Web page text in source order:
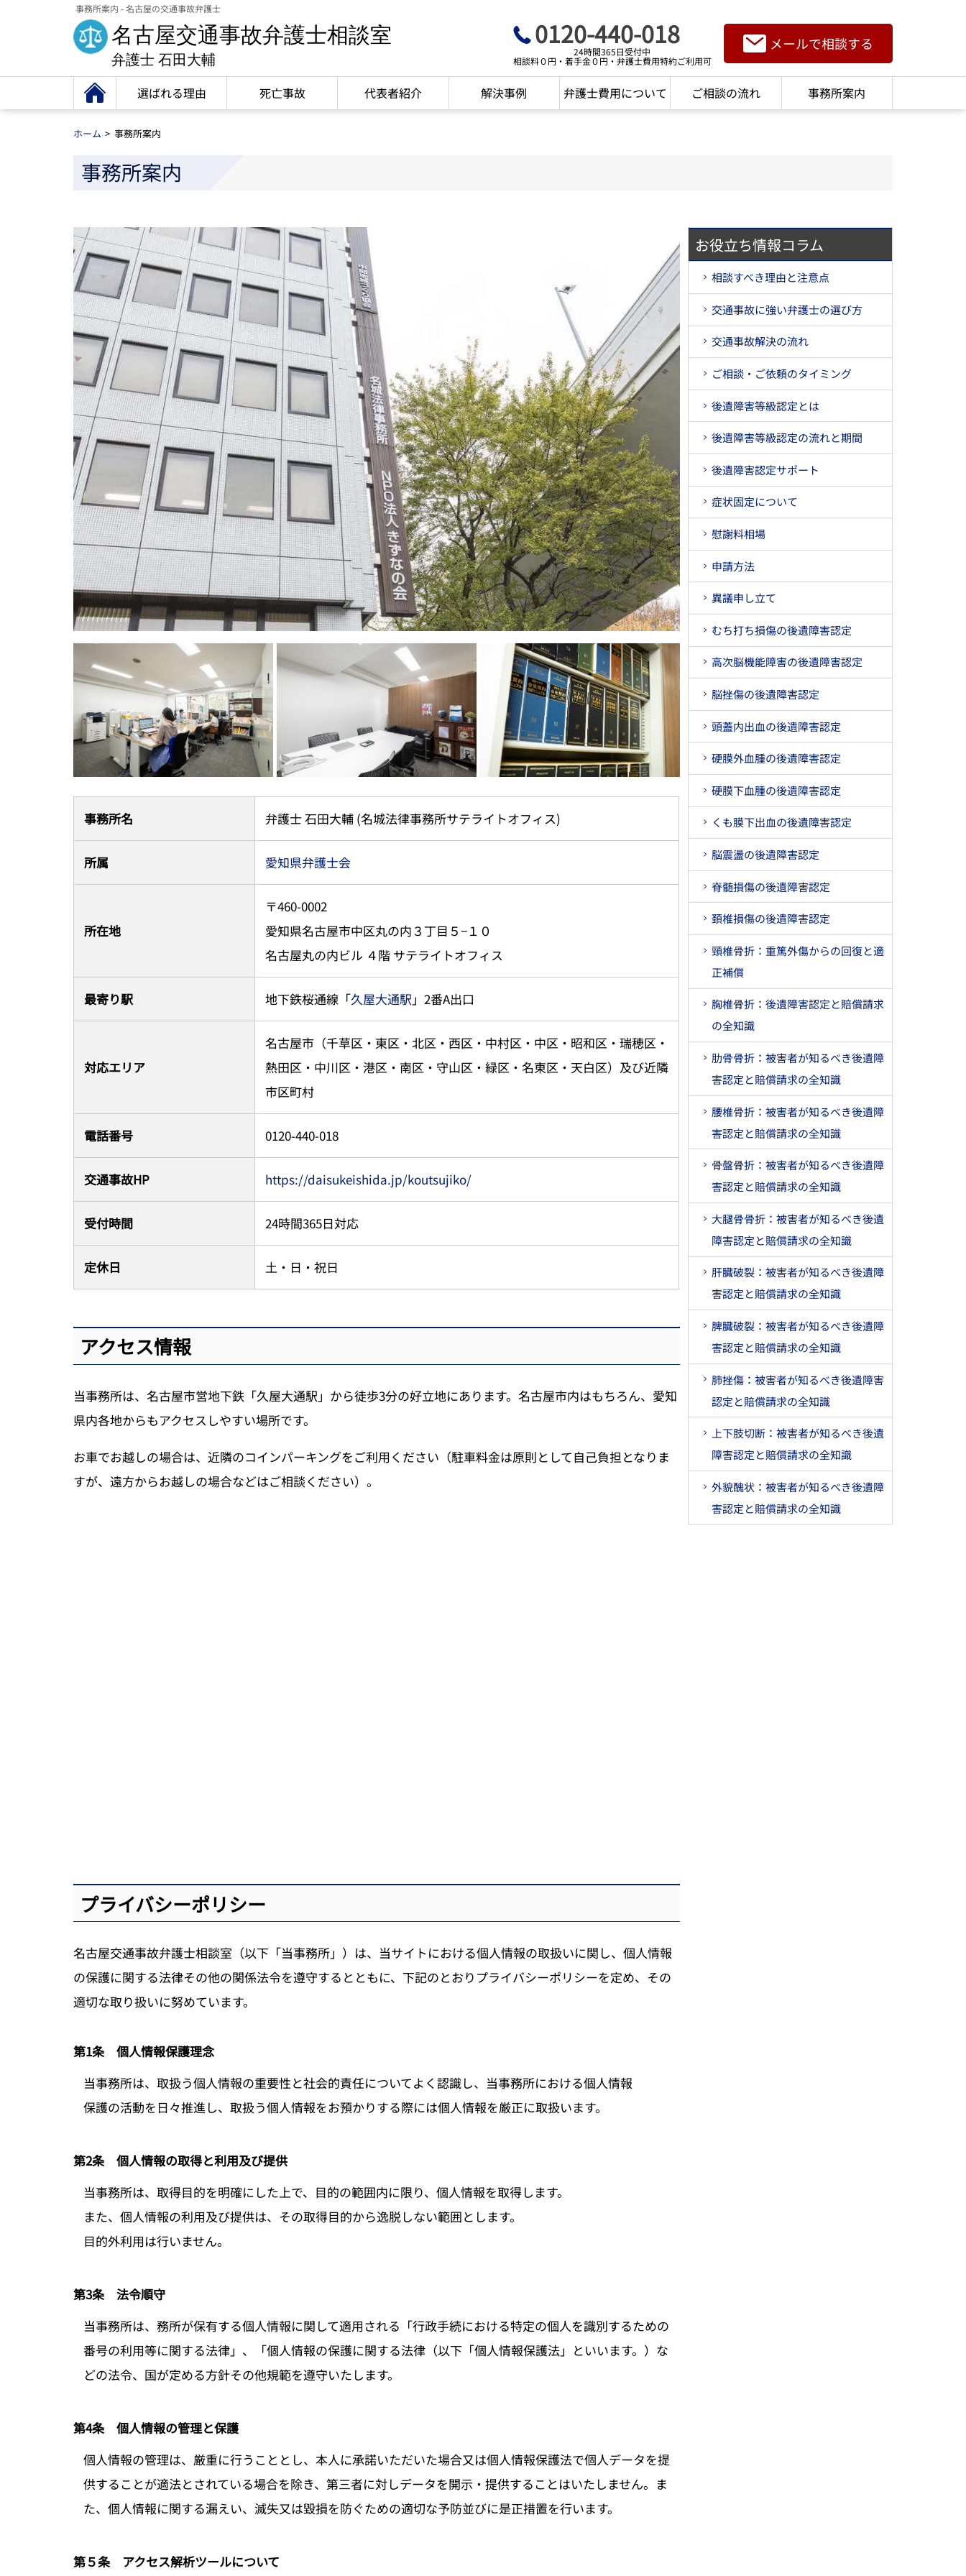
事務所案内 - 名古屋の交通事故弁護士
名古屋交通事故弁護士相談室
弁護士 石田大輔
0120-440-018
24時間365日受付中
相談料０円・着手金０円・弁護士費用特約ご利用可
メールで相談する
選ばれる理由 死亡事故 代表者紹介 解決事例 弁護士費用について ご相談の流れ 事務所案内
ホーム 事務所案内
事務所案内
事務所名 弁護士 石田大輔 (名城法律事務所サテライトオフィス)
所属 愛知県弁護士会
所在地
〒460-0002
愛知県名古屋市中区丸の内３丁目５−１０
名古屋丸の内ビル ４階 サテライトオフィス
最寄り駅 地下鉄桜通線「久屋大通駅 」2番A出口
対応エリア
名古屋市（千草区・東区・北区・西区・中村区・中区・昭和区・瑞穂区・
熱田区・中川区・港区・南区・守山区・緑区・名東区・天白区）及び近隣
市区町村
電話番号 0120-440-018
交通事故HP https://daisukeishida.jp/koutsujiko/
受付時間 24時間365日対応
定休日 土・日・祝日
アクセス情報
当事務所は、名古屋市営地下鉄「久屋大通駅」から徒歩3分の好立地にあります。名古屋市内はもちろん、愛知
県内各地からもアクセスしやすい場所です。
お車でお越しの場合は、近隣のコインパーキングをご利用ください（駐車料金は原則として自己負担となりま
すが、遠方からお越しの場合などはご相談ください）。
プライバシーポリシー
名古屋交通事故弁護士相談室（以下「当事務所」）は、当サイトにおける個人情報の取扱いに関し、個人情報
の保護に関する法律その他の関係法令を遵守するとともに、下記のとおりプライバシーポリシーを定め、その
適切な取り扱いに努めています。
第1条 個人情報保護理念
当事務所は、取扱う個人情報の重要性と社会的責任についてよく認識し、当事務所における個人情報
保護の活動を日々推進し、取扱う個人情報をお預かりする際には個人情報を厳正に取扱います。
第2条 個人情報の取得と利用及び提供
当事務所は、取得目的を明確にした上で、目的の範囲内に限り、個人情報を取得します。
また、個人情報の利用及び提供は、その取得目的から逸脱しない範囲とします。
目的外利用は行いません。
第3条 法令順守
当事務所は、務所が保有する個人情報に関して適用される「行政手続における特定の個人を識別するための
番号の利用等に関する法律」、「個人情報の保護に関する法律（以下「個人情報保護法」といいます。）な
どの法令、国が定める方針その他規範を遵守いたします。
第4条 個人情報の管理と保護
個人情報の管理は、厳重に行うこととし、本人に承諾いただいた場合又は個人情報保護法で個人データを提
供することが適法とされている場合を除き、第三者に対しデータを開示・提供することはいたしません。ま
た、個人情報に関する漏えい、滅失又は毀損を防ぐための適切な予防並びに是正措置を行います。
第５条 アクセス解析ツールについて
お役立ち情報コラム
相談すべき理由と注意点
交通事故に強い弁護士の選び方
交通事故解決の流れ
ご相談・ご依頼のタイミング
後遺障害等級認定とは
後遺障害等級認定の流れと期間
後遺障害認定サポート
症状固定について
慰謝料相場
申請方法
異議申し立て
むち打ち損傷の後遺障害認定
高次脳機能障害の後遺障害認定
脳挫傷の後遺障害認定
頭蓋内出血の後遺障害認定
硬膜外血腫の後遺障害認定
硬膜下血腫の後遺障害認定
くも膜下出血の後遺障害認定
脳震盪の後遺障害認定
脊髄損傷の後遺障害認定
頚椎損傷の後遺障害認定
頸椎骨折：重篤外傷からの回復と適
正補償
胸椎骨折：後遺障害認定と賠償請求
の全知識
肋骨骨折：被害者が知るべき後遺障
害認定と賠償請求の全知識
腰椎骨折：被害者が知るべき後遺障
害認定と賠償請求の全知識
骨盤骨折：被害者が知るべき後遺障
害認定と賠償請求の全知識
大腿骨骨折：被害者が知るべき後遺
障害認定と賠償請求の全知識
肝臓破裂：被害者が知るべき後遺障
害認定と賠償請求の全知識
脾臓破裂：被害者が知るべき後遺障
害認定と賠償請求の全知識
肺挫傷：被害者が知るべき後遺障害
認定と賠償請求の全知識
上下肢切断：被害者が知るべき後遺
障害認定と賠償請求の全知識
外貌醜状：被害者が知るべき後遺障
害認定と賠償請求の全知識